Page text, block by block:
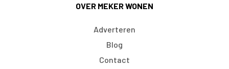
OVER MEKER WONEN
Adverteren
Blog
Contact